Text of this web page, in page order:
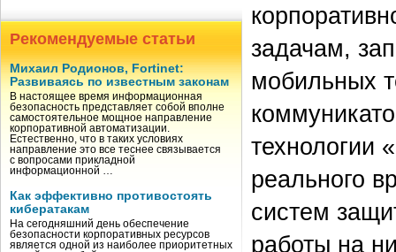
Рекомендуемые статьи
Михаил Родионов, Fortinet:
Развиваясь по известным законам
В настоящее время информационная
безопасность представляет собой вполне
самостоятельное мощное направление
корпоративной автоматизации.
Естественно, что в таких условиях
направление это все теснее связывается
с вопросами прикладной
информационной …
Как эффективно противостоять
кибератакам
На сегодняшний день обеспечение
безопасности корпоративных ресурсов
является одной из наиболее приоритетных
задачам,
мобильных
технологии
реального
систем
работы на